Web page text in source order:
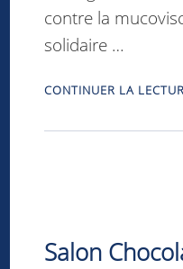
contre la
solidaire …
CONTINUER LA
Salon